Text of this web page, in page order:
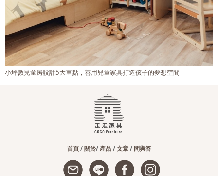
想空間 走走家具 X 樂活育幼院 公益改造計畫！
首頁/關於/產品/文章/問與答